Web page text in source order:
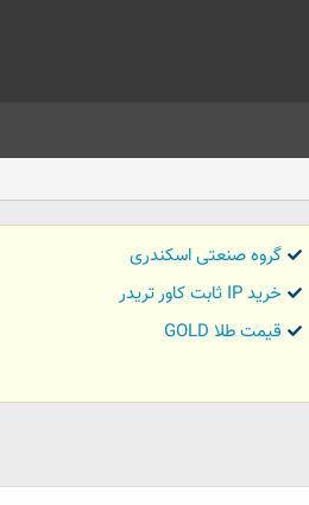
گروه صنعتی اسکندری
خرید IP ثابت کاور تریدر
قیمت طلا GOLD